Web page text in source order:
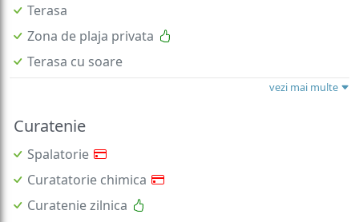
Terasa
Zona de plaja privata
Terasa cu soare
vezi mai multe
Curatenie
Spalatorie
Curatatorie chimica
Curatenie zilnica